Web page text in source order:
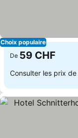
Choix populaire
De 59 CHF
Consulter les prix de